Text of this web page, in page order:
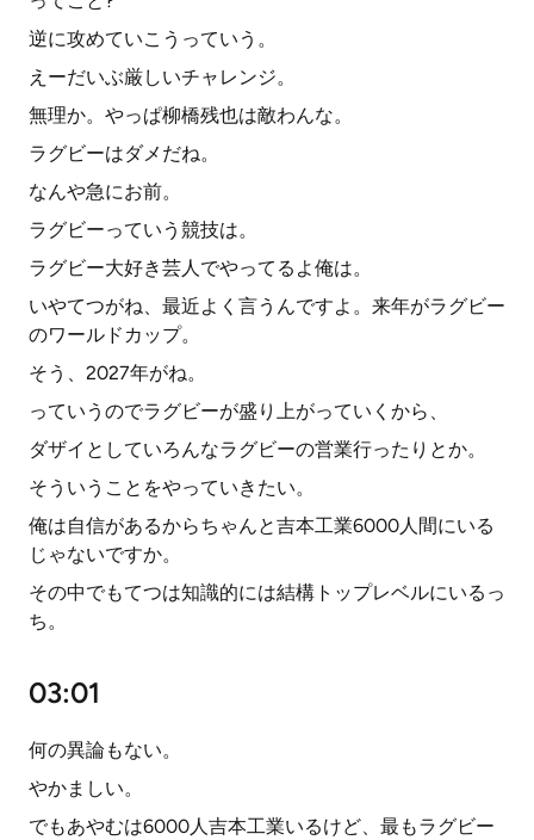
逆に攻めていこうっていう。
えーだいぶ厳しいチャレンジ。
無理か。やっぱ柳橋残也は敵わんな。
ラグビーはダメだね。
なんや急にお前。
ラグビーっていう競技は。
ラグビー大好き芸人でやってるよ俺は。
いやてつがね、最近よく言うんですよ。来年がラグビー
のワールドカップ。
そう、2027年がね。
っていうのでラグビーが盛り上がっていくから、
ダザイとしていろんなラグビーの営業行ったりとか。
そういうことをやっていきたい。
俺は自信があるからちゃんと吉本工業6000人間にいる
じゃないですか。
その中でもてつは知識的には結構トップレベルにいるっ
ち。
03:01
何の異論もない。
やかましい。
でもあやむは6000人吉本工業いるけど、最もラグビー